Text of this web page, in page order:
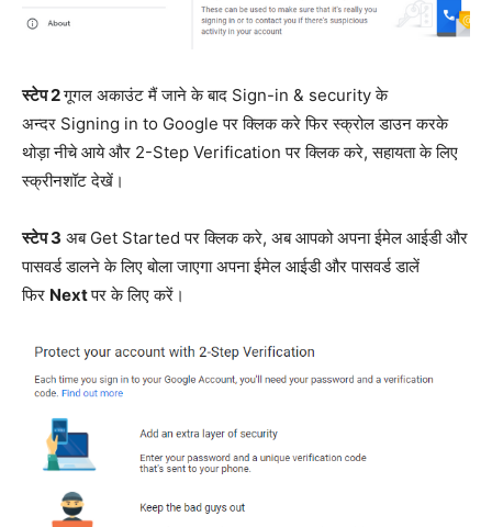
स्टेप 2गूगल अकाउंट मैं जाने के बाद Sign-in & security के
अन्दर Signing in to Google पर क्लिक करे फिर स्क्रोल डाउन करके
थोड़ा नीचे आये और 2-Step Verification पर क्लिक करे, सहायता के लिए
स्क्रीनशॉट देखें।
स्टेप 3 अब Get Started पर क्लिक करे, अब आपको अपना ईमेल आईडी और
पासवर्ड डालने के लिए बोला जाएगा अपना ईमेल आईडी और पासवर्ड डालें
फिर Nextपर के लिए करें।